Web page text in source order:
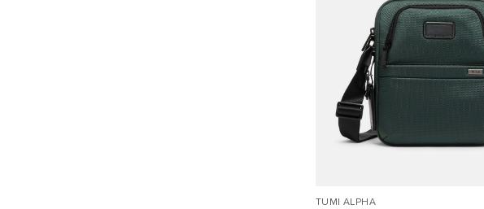
TUMI ALPHA